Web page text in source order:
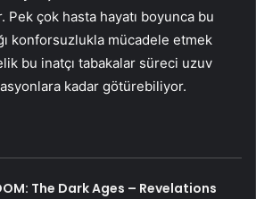
çok hasta hayatı boyunca bu
konforsuzlukla mücadele etmek
bu inatçı tabakalar süreci uzuv
kadar götürebiliyor.
The Dark Ages – Revelations